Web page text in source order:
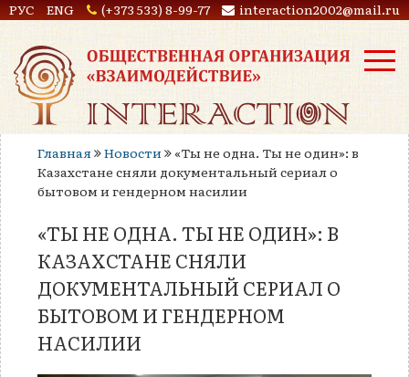
РУС ENG (+373 533) 8-99-77 interaction2002@mail.ru
Главная Новости
«Ты не одна. Ты не один»: в
Казахстане сняли документальный сериал о
бытовом и гендерном насилии
«ТЫ НЕ ОДНА. ТЫ НЕ ОДИН»: В
КАЗАХСТАНЕ СНЯЛИ
ДОКУМЕНТАЛЬНЫЙ СЕРИАЛ О
БЫТОВОМ И ГЕНДЕРНОМ
НАСИЛИИ